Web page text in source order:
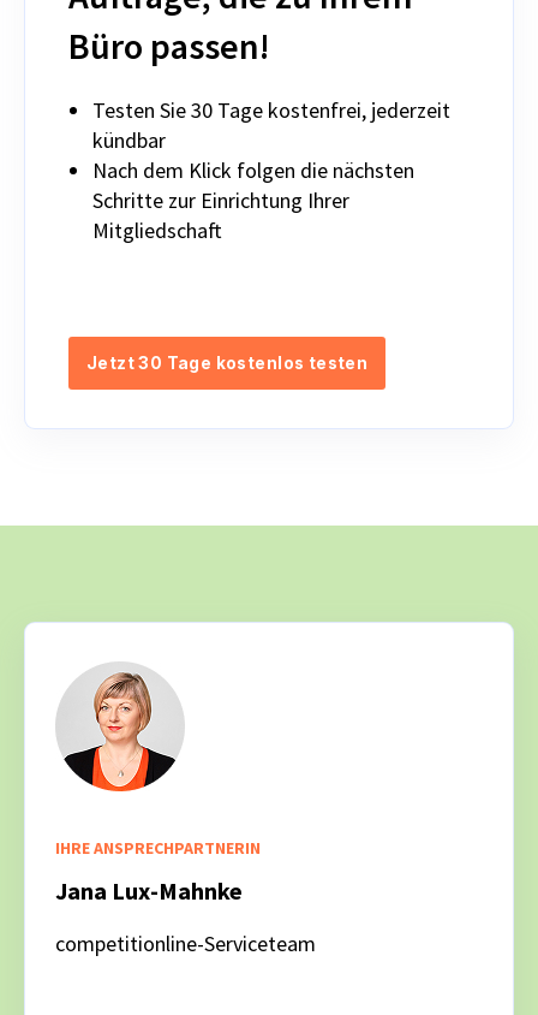
Büro passen!
Testen Sie 30 Tage kostenfrei, jederzeit
kündbar
Nach dem Klick folgen die nächsten
Schritte zur Einrichtung Ihrer
Mitgliedschaft
Jetzt 30 Tage kostenlos testen
IHRE ANSPRECHPARTNERIN
Jana Lux-Mahnke
competitionline-Serviceteam